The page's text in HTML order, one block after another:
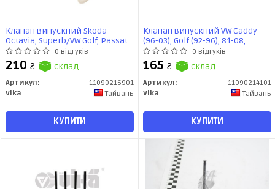
Клапан випускний Skoda
Octavia, Superb/VW Golf, Passat,
Polo/Audi A3, A4, A6 1.8 (98-10)
(11090216901) VIKA
0 відгуків
210 ₴ склад
Артикул:
11090216901
Vika
Тайвань
КУПИТИ
Клапан випускний VW Caddy
(96-03), Golf (92-96), 81-08,
Passat (88-97), Polo (95-00), T4
(91-04) / Audi 100 (90-94), 80 (90-
96) (11090214101) VIKA
0 відгуків
165 ₴ склад
Артикул:
11090214101
Vika
Тайвань
КУПИТИ